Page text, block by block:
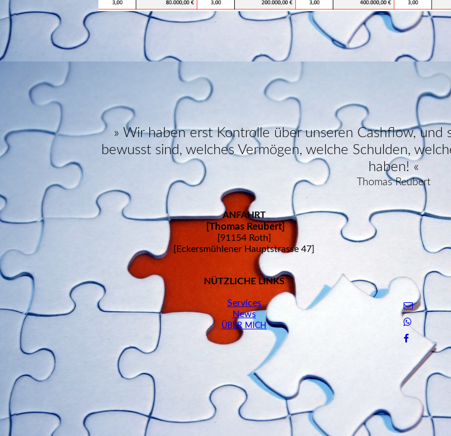
» Wir haben erst Kontrolle über unseren Cashflow, und
bewusst sind, welches Vermögen, welche Schulden,
haben! «
Thomas Reubert
ANFAHRT
[Thomas Reubert]
[91154 Roth]
[Eckersmühlener Hauptstrasse 47]
NÜTZLICHE LINKS
Services
News
ÜBER MICH